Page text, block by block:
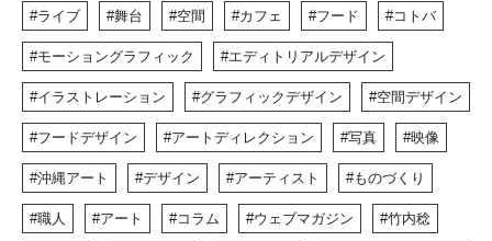
ライブ 舞台 空間 カフェ フード コトバ
モーショングラフィック エディトリアルデザイン
イラストレーション グラフィックデザイン 空間デザイン
フードデザイン アートディレクション 写真 映像
沖縄アート デザイン アーティスト ものづくり
職人 アート コラム ウェブマガジン 竹内稔